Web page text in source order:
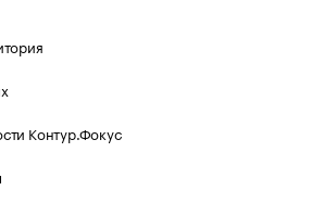
Контур.Фокус